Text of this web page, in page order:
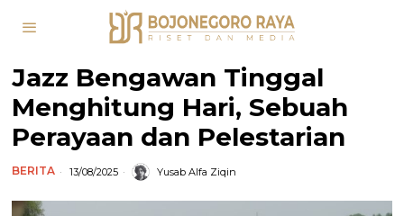
Jazz Bengawan Tinggal
Menghitung Hari, Sebuah
Perayaan dan Pelestarian
BERITA 13/08/2025 Yusab Alfa Ziqin